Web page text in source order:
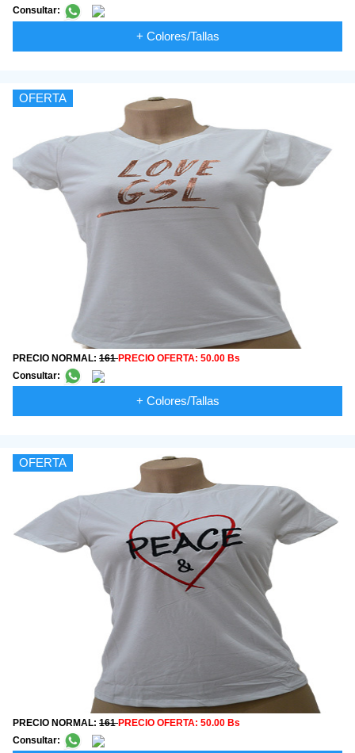
Consultar:
+ Colores/Tallas
OFERTA
PRECIO NORMAL: 161PRECIO OFERTA: 50.00 Bs
Consultar:
+ Colores/Tallas
OFERTA
PRECIO NORMAL: 161PRECIO OFERTA: 50.00 Bs
Consultar: